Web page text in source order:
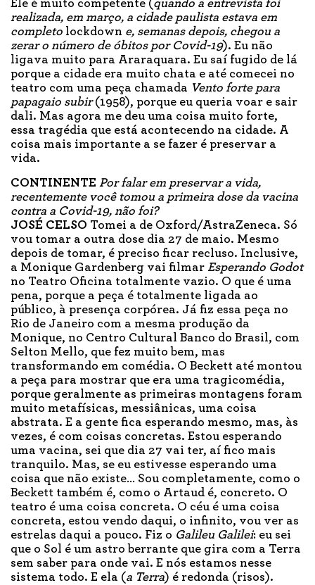
Ele é muito competente (quando a entrevista foi
realizada, em março, a cidade paulista estava em
completo lockdown e, semanas depois, chegou a
zerar o número de óbitos por Covid-19). Eu não
ligava muito para Araraquara. Eu saí fugido de lá
porque a cidade era muito chata e até comecei no
teatro com uma peça chamada Vento forte para
papagaio subir(1958), porque eu queria voar e sair
dali. Mas agora me deu uma coisa muito forte,
essa tragédia que está acontecendo na cidade. A
coisa mais importante a se fazer é preservar a
vida.
CONTINENTE Por falar em preservar a vida,
recentemente você tomou a primeira dose da vacina
contra a Covid-19, não foi?
JOSÉ CELSO Tomei a de Oxford/AstraZeneca. Só
vou tomar a outra dose dia 27 de maio. Mesmo
depois de tomar, é preciso ficar recluso. Inclusive,
a Monique Gardenberg vai filmar Esperando Godot
no Teatro Oficina totalmente vazio. O que é uma
pena, porque a peça é totalmente ligada ao
público, à presença corpórea. Já fiz essa peça no
Rio de Janeiro com a mesma produção da
Monique, no Centro Cultural Banco do Brasil, com
Selton Mello, que fez muito bem, mas
transformando em comédia. O Beckett até montou
a peça para mostrar que era uma tragicomédia,
porque geralmente as primeiras montagens foram
muito metafísicas, messiânicas, uma coisa
abstrata. E a gente fica esperando mesmo, mas, às
vezes, é com coisas concretas. Estou esperando
uma vacina, sei que dia 27 vai ter, aí fico mais
tranquilo. Mas, se eu estivesse esperando uma
coisa que não existe… Sou completamente, como o
Beckett também é, como o Artaud é, concreto. O
teatro é uma coisa concreta. O céu é uma coisa
concreta, estou vendo daqui, o infinito, vou ver as
estrelas daqui a pouco. Fiz o Galileu Galilei: eu sei
que o Sol é um astro berrante que gira com a Terra
sem saber para onde vai. E nós estamos nesse
sistema todo. E ela (a Terra) é redonda (risos).